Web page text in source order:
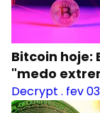
Bitcoin hoje:
"medo
Decrypt . fev